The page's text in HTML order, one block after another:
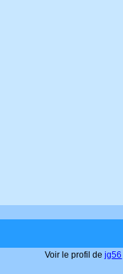
Voir le profil dejg56